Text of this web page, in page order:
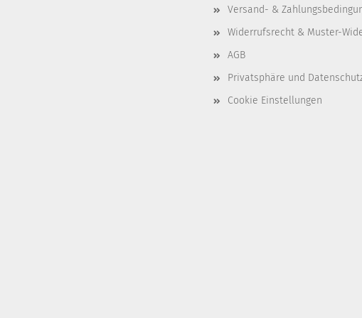
Versand- &
Widerrufsrecht & Muster-
AGB
Privatsphäre und
Cookie Einstellungen